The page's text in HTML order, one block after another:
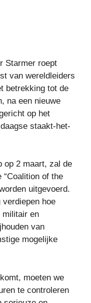
Starmer roept
van wereldleiders
betrekking tot de
na een nieuwe
op het
staakt-het-
op 2 maart, zal de
of the
uitgevoerd.
verdiepen hoe
militair en
van
mogelijke
moeten we
te controleren